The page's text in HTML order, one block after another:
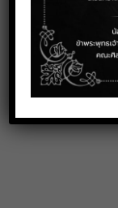
ประกาศจัดซื้อจั